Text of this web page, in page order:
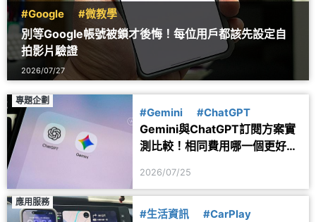
#Google #微教學
別等Google帳號被鎖才後悔！每位用戶都該先設定自
拍影片驗證
2026/07/27
專題企劃
#Gemini #ChatGPT
Gemini與ChatGPT訂閱方案實
測比較！相同費用哪一個更好
2026/07/25
應用服務
#生活資訊 #CarPlay